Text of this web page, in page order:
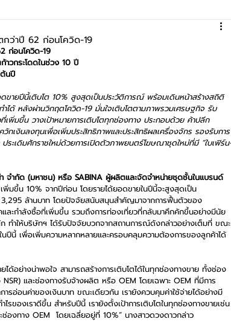
กว่าปี 62 ก่อนโควิด-19
ก่อนโควิด-19
าวกระโดดในช่วง 10 ปี
นปี
ขายปีนี้เติบโต 10% สูงสุดเป็นประวัติการณ์ พร้อมเดินหน้าสร้างสถิติ
ได้ หลังผ่านวิกฤตโควิด-19 มั่นใจเติบโตตามภาพรวมเศรษฐกิจ รับ
พิ่มขึ้น วางเป้าหมายการเติบโตทุกช่องทาง ประกอบด้วย ค้าปลีก
เงินลงทุนเพื่อเพิ่มประสิทธิภาพและประสิทธิผลเครื่องจักร รองรับการ
ระเดิมศักราชใหม่ด้วยการเปิดตัวภาพยนตร์โฆษณาชุดใหม่ที่มี “ใบเฟิร์
จำกัด (มหาชน) หรือ SABINA ผู้ผลิตและจัดจำหน่ายชุดชั้นในแบรนด์
มขึ้น 10% จากปีก่อน โดยรายได้ยอดขายในปีนี้จะสูงสุดเป็น
ล้านบาท โดยปัจจัยสนับสนุนสำคัญมาจากการฟื้นตัวของ
ละกำลังซื้อที่เพิ่มขึ้น รวมถึงการท่องเที่ยวที่กลับมาคึกคักขึ้นอย่างมีนัย
ทำให้บริษัทฯ ได้รับปัจจัยบวกจากสถานการณ์ดังกล่าวอย่างเต็มที่ ขณะ
นี้ เพื่อเพิ่มความหลากหลายและครอบคลุมความต้องการของลูกค้าได้
ด้อย่างน่าพอใจ สามารถสร้างการเติบโตได้ในทุกช่องทางขาย ทั้งช่อง
และช่องทางรับจ้างผลิต หรือ OEM โดยเฉพาะ OEM ที่มีการ
ารอ่อนค่าของเงินบาท ขณะเดียวกัน เรายังควบคุมค่าใช้จ่ายได้อย่างมี
รของเราดีขึ้น สำหรับปีนี้ เรายังตั้งเป้าการเติบโตในทุกช่องทางขายเช่น
องทาง OEM  โดยเฉลี่ยอยู่ที่ 10%” นางสาวดวงดาวกล่าว